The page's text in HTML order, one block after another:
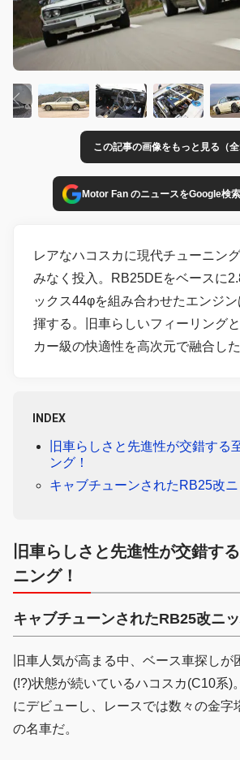
この記事の画像をもっと見る（全
Motor Fan のニュースをGoogle検
レアなハコスカに現代チューニン
みなく投入。RB25DEをベースに
ックス44φを組み合わせたエンジ
揮する。旧車らしいフィーリング
カー級の快適性を高次元で融合した
INDEX
旧車らしさと先進性が交錯する
ング！
キャブチューンされたRB25改
旧車らしさと先進性が交錯す
ニング！
キャブチューンされたRB25改ニ
旧車人気が高まる中、ベース車探しが
(!?)状態が続いているハコスカ(C10系)
にデビューし、レースでは数々の金字
の名車だ。